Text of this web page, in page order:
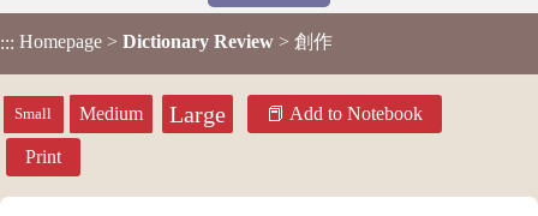
::: Homepage > Dictionary Review > 創作
Small Medium Large Add to Notebook
Print